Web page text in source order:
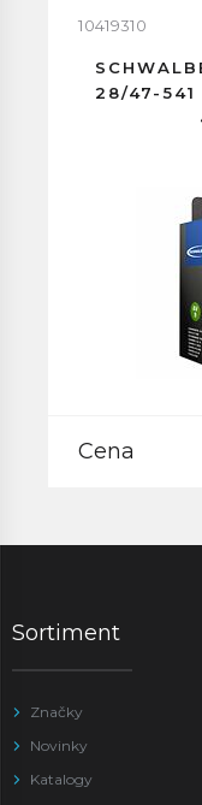
10419310
28/47-541
Cena
Sortiment
Značky
Novinky
Katalogy